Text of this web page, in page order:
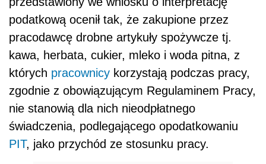
podatkową ocenił tak, że zakupione przez
pracodawcę drobne artykuły spożywcze tj.
kawa, herbata, cukier, mleko i woda pitna, z
których pracownicy korzystają podczas pracy,
zgodnie z obowiązującym Regulaminem Pracy,
nie stanowią dla nich nieodpłatnego
świadczenia, podlegającego opodatkowaniu
PIT, jako przychód ze stosunku pracy.